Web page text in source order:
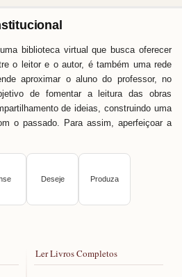
biblioteca virtual que busca oferecer
o leitor e o autor, é também uma rede
aproximar o aluno do professor, no
de fomentar a leitura das obras
de ideias, construindo uma
o passado. Para assim, aperfeiçoar a
Deseje Produza
Ler Livros Completos